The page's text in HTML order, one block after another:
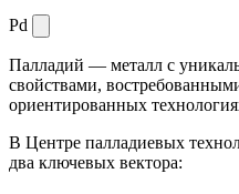
Pd
Палладий — металл с
свойствами,
ориентированных
В Центре палладиевых
два ключевых вектора: